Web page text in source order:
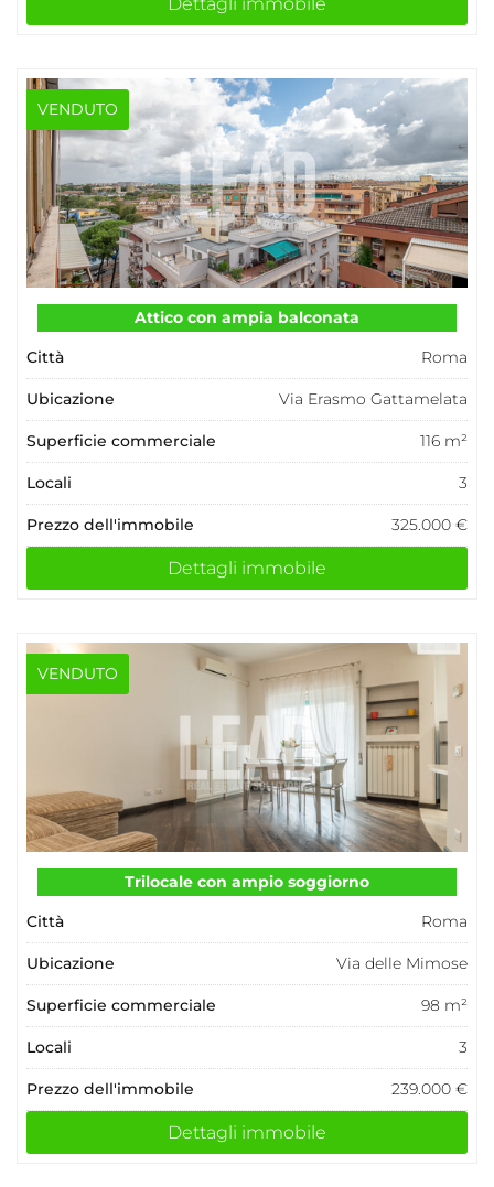
VENDUTO
Attico con ampia balconata
Città
Roma
Ubicazione Via Erasmo Gattamelata
Superficie commerciale 116 m²
Locali 3
Prezzo dell'immobile 325.000 €
Dettagli immobile
VENDUTO
Trilocale con ampio soggiorno
Città
Roma
Ubicazione Via delle Mimose
Superficie commerciale 98 m²
Locali 3
Prezzo dell'immobile 239.000 €
Dettagli immobile